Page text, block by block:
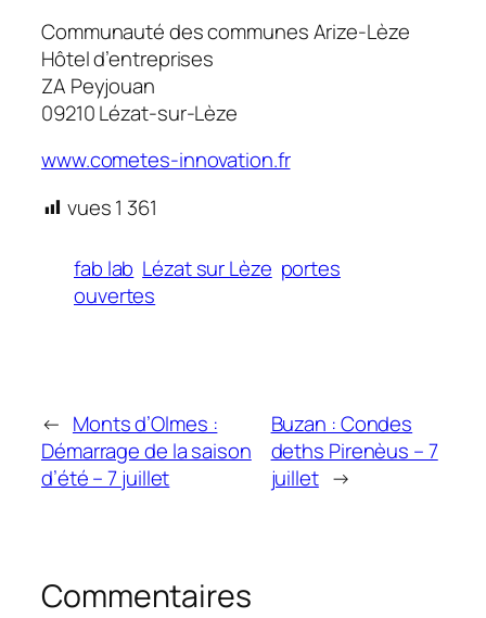
Communauté des communes Arize-Lèze
Hôtel d’entreprises
ZA Peyjouan
09210 Lézat-sur-Lèze
www.cometes-innovation.fr
vues1 361
fab lab Lézat sur Lèze portes
ouvertes
← Monts d’Olmes :
Démarrage de la saison
d’été – 7 juillet
Buzan : Condes
deths Pirenèus – 7
juillet →
Commentaires